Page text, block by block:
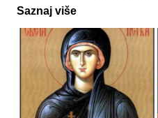
Saznaj više